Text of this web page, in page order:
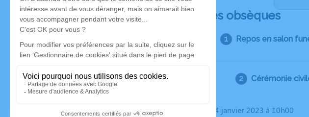
Déroulé des obsèques
Repos en salon
Cérémonie
Le mardi 24 janvier 2023 à 10h00